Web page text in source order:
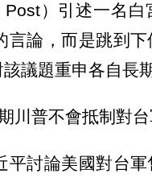
）引述一名白
論，而是跳到下
議題重申各自長
川普不會抵制對台
平討論美國對台